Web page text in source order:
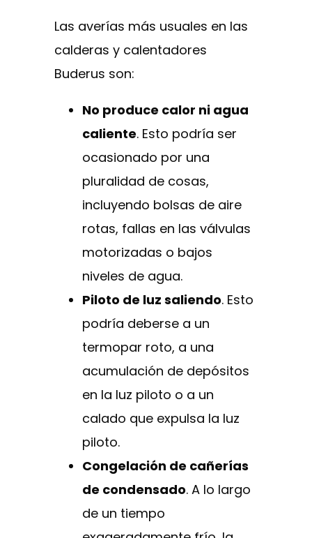
Las averías más usuales en las
calderas y calentadores
Buderus son:
No produce calor ni agua
caliente. Esto podría ser
ocasionado por una
pluralidad de cosas,
incluyendo bolsas de aire
rotas, fallas en las válvulas
motorizadas o bajos
niveles de agua.
Piloto de luz saliendo. Esto
podría deberse a un
termopar roto, a una
acumulación de depósitos
en la luz piloto o a un
calado que expulsa la luz
piloto.
Congelación de cañerías
de condensado. A lo largo
de un tiempo